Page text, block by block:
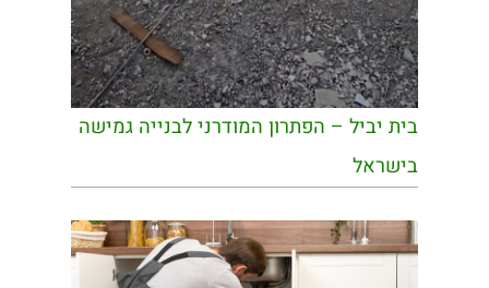
בית יביל – הפתרון המודרני לבנייה גמישה
בישראל